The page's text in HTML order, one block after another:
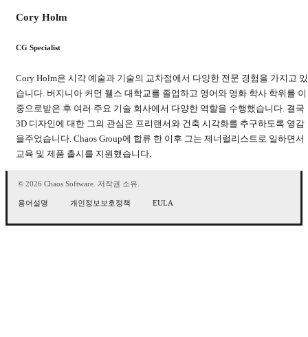
Cory Holm
CG Specialist
Cory Holm은 시각 예술과 기술의 교차점에서 다양한 전문 경험을 가지고 있
습니다. 버지니아 커먼 웰스 대학교를 졸업하고 영어와 영화 학사 학위를 이
중으로받은 후 여러 주요 기술 회사에서 다양한 역할을 수행했습니다. 결국
3D 디자인에 대한 그의 관심은 프리랜서와 건축 시각화를 추구하도록 영감
을주었습니다. Chaos Group에 합류 한 이후 그는 제너럴리스트로 일하면서
교육 및 제품 출시를 지원했습니다.
© 2026 Chaos Software. 저작권 소유.
용어설명 개인정보보호정책 EULA